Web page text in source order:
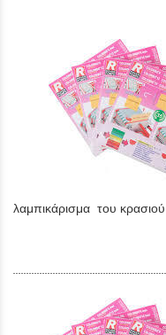
λαμπικάρισμα του κρασιού .